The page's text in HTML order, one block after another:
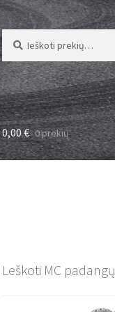
Ieškoti:
Ieškoti
0,00€ 0 prekių
Leškoti MC padangų